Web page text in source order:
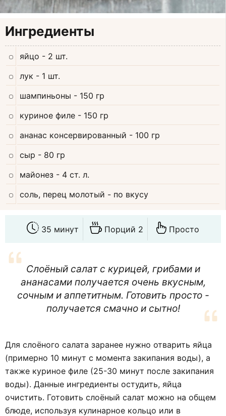
Ингредиенты
яйцо - 2 шт.
лук - 1 шт.
шампиньоны - 150 гр
куриное филе - 150 гр
ананас консервированный - 100 гр
сыр - 80 гр
майонез - 4 ст. л.
соль, перец молотый - по вкусу
35 минут Порций 2 Просто
Слоёный салат с курицей, грибами и
ананасами получается очень вкусным,
сочным и аппетитным. Готовить просто -
получается смачно и сытно!
Для слоёного салата заранее нужно отварить яйца
(примерно 10 минут с момента закипания воды), а
также куриное филе (25-30 минут после закипания
воды). Данные ингредиенты остудить, яйца
очистить. Готовить слоёный салат можно на общем
блюде, используя кулинарное кольцо или в